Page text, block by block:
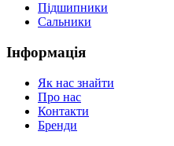
Підшипники
Сальники
Інформація
Як нас знайти
Про нас
Контакти
Бренди